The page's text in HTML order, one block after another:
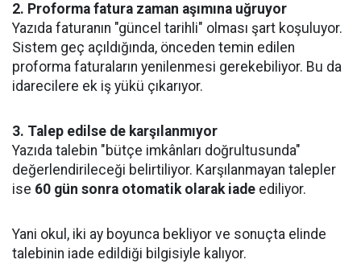
2. Proforma fatura zaman aşımına uğruyor
Yazıda faturanın "güncel tarihli" olması şart koşuluyor.
Sistem geç açıldığında, önceden temin edilen
proforma faturaların yenilenmesi gerekebiliyor. Bu da
idarecilere ek iş yükü çıkarıyor.
3. Talep edilse de karşılanmıyor
Yazıda talebin "bütçe imkânları doğrultusunda"
değerlendirileceği belirtiliyor. Karşılanmayan talepler
ise 60 gün sonra otomatik olarak iade ediliyor.
Yani okul, iki ay boyunca bekliyor ve sonuçta elinde
talebinin iade edildiği bilgisiyle kalıyor.